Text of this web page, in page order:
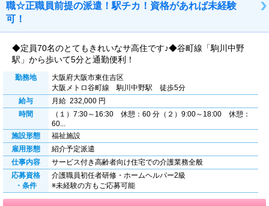
職☆正職員前提の派遣！駅チカ！資格があれば未経験
可！
◆定員70名のとてもきれいなサ高住です♪◆谷町線「駒川中野
駅」から歩いて5分と通勤便利！
勤務地
大阪府大阪市東住吉区
大阪メトロ谷町線 駒川中野駅 徒歩5分
給与
月給 232,000 円
時間
（１）7:30～16:30 休憩：60 分（２）9:00～18:00 休憩：
60...
施設形態
福祉施設
雇用形態
紹介予定派遣
仕事内容
サービス付き高齢者向け住宅での介護業務全般
応募資格
・条件
介護職員初任者研修・ホームヘルパー2級
※未経験の方もご応募可能